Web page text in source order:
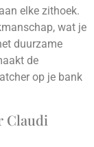
elke zithoek.
wat je
duurzame
de
op je bank
Claudi